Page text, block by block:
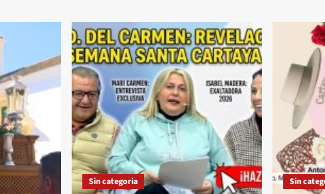
Sin categoria Sin